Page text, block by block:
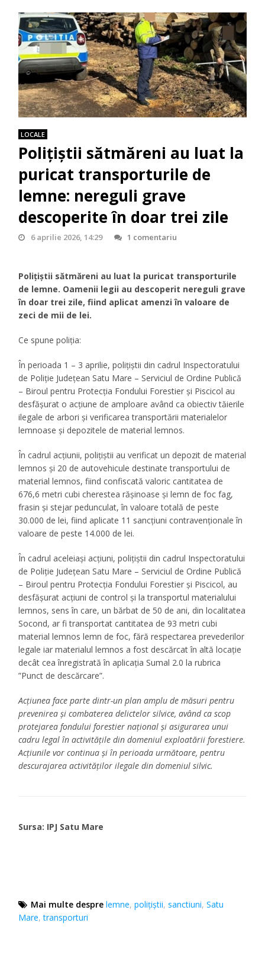
LOCALE
Polițiștii sătmăreni au luat la
puricat transporturile de
lemne: nereguli grave
descoperite în doar trei zile
6 aprilie 2026, 14:29 1 comentariu
Polițiștii sătmăreni au luat la puricat transporturile
de lemne. Oamenii legii au descoperit nereguli grave
în doar trei zile, fiind aplicat amenzi în valoare de
zeci de mii de lei.
Ce spune poliția:
În perioada 1 – 3 aprilie, polițiștii din cadrul Inspectoratului
de Poliție Județean Satu Mare – Serviciul de Ordine Publică
– Biroul pentru Protecția Fondului Forestier și Piscicol au
desfășurat o acțiune de amploare având ca obiectiv tăierile
ilegale de arbori și verificarea transportării materialelor
lemnoase și depozitele de material lemnos.
În cadrul acțiunii, polițiștii au verificat un depozit de material
lemnos și 20 de autovehicule destinate transportului de
material lemnos, fiind confiscată valoric cantitatea de
676,6 metri cubi cherestea rășinoase și lemn de foc fag,
frasin și stejar pedunculat, în valoare totală de peste
30.000 de lei, fiind aplicate 11 sancțiuni contravenționale în
valoare de peste 14.000 de lei.
În cadrul aceleiași acțiuni, polițiștii din cadrul Inspectoratului
de Poliție Județean Satu Mare – Serviciul de Ordine Publică
– Biroul pentru Protecția Fondului Forestier și Piscicol, au
desfășurat acțiuni de control și la transportul materialului
lemnos, sens în care, un bărbat de 50 de ani, din localitatea
Socond, ar fi transportat cantitatea de 93 metri cubi
material lemnos lemn de foc, fără respectarea prevederilor
legale iar materialul lemnos a fost descărcat în altă locație
decât cea înregistrată în aplicația Sumal 2.0 la rubrica
”Punct de descărcare”.
Acțiunea face parte dintr-un plan amplu de măsuri pentru
prevenirea și combaterea delictelor silvice, având ca scop
protejarea fondului forestier național și asigurarea unui
cadru legal în activitățile din domeniul exploatării forestiere.
Acțiunile vor continua și în perioada următoare, pentru
descurajarea activităților ilegale din domeniul silvic.
Sursa: IPJ Satu Mare
Mai multe despre lemne,poliţiştii,sanctiuni,Satu
Mare,transporturi